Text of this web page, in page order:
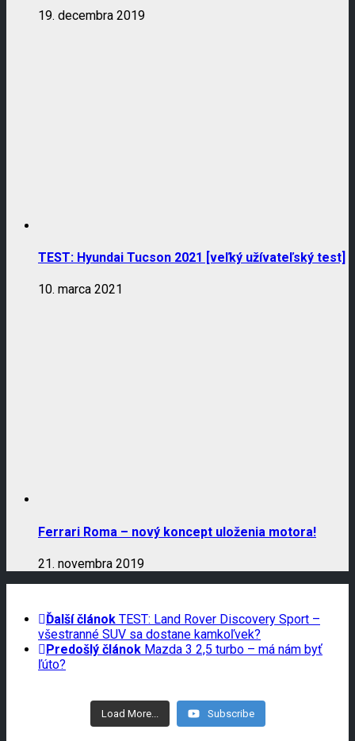
19. decembra 2019
TEST: Hyundai Tucson 2021 [veľký užívateľský test]
10. marca 2021
Ferrari Roma – nový koncept uloženia motora!
21. novembra 2019
Ďalší článok TEST: Land Rover Discovery Sport –
všestranné SUV sa dostane kamkoľvek?
Predošlý článok Mazda 3 2,5 turbo – má nám byť
ľúto?
Load More... Subscribe